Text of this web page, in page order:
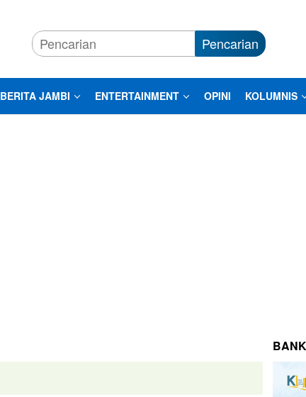
Pencarian
BERITA JAMBI ENTERTAINMENT OPINI KOLUMNIS